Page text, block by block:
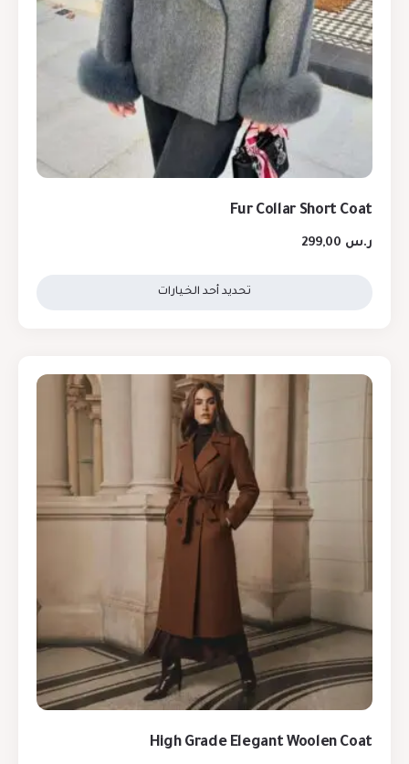
Fur Collar Short Coat
ر.س
تحديد أحد الخيارات
High Grade Elegant Woolen Coat